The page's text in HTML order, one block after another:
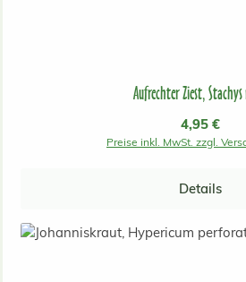
Aufrechter Ziest,
Regulärer
4,95 €
Preise inkl. MwSt. zzgl.
Details